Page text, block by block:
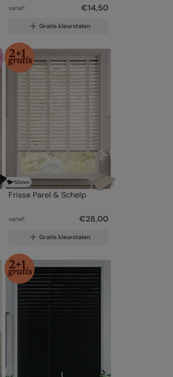
vanaf: €14,50
Gratis kleurstalen
50mm
Frisse Parel & Schelp
vanaf: €28,00
Gratis kleurstalen